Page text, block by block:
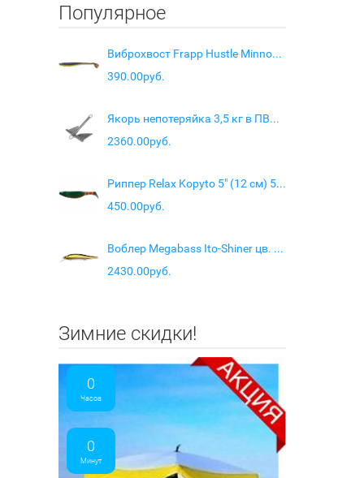
Популярное
Виброхвост Frapp Hustle Minnow 4" цв. #32
390.00руб.
Якорь непотеряйка 3,5 кг в ПВХ чехле
2360.00руб.
Риппер Relax Kopyto 5" (12 см) 5шт RKO5"/S-091
450.00руб.
Воблер Megabass Ito-Shiner цв. Wakin golden shiner
2430.00руб.
Зимние скидки!
0
Часов
0
Минут